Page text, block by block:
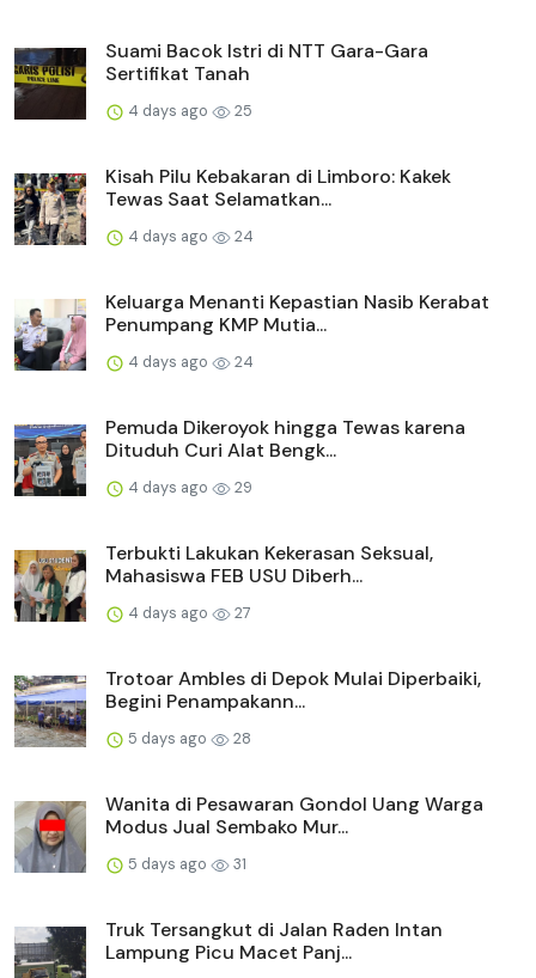
Suami Bacok Istri di NTT Gara-Gara
Sertifikat Tanah
4 days ago 25
Kisah Pilu Kebakaran di Limboro: Kakek
Tewas Saat Selamatkan...
4 days ago 24
Keluarga Menanti Kepastian Nasib Kerabat
Penumpang KMP Mutia...
4 days ago 24
Pemuda Dikeroyok hingga Tewas karena
Dituduh Curi Alat Bengk...
4 days ago 29
Terbukti Lakukan Kekerasan Seksual,
Mahasiswa FEB USU Diberh...
4 days ago 27
Trotoar Ambles di Depok Mulai Diperbaiki,
Begini Penampakann...
5 days ago 28
Wanita di Pesawaran Gondol Uang Warga
Modus Jual Sembako Mur...
5 days ago 31
Truk Tersangkut di Jalan Raden Intan
Lampung Picu Macet Panj...